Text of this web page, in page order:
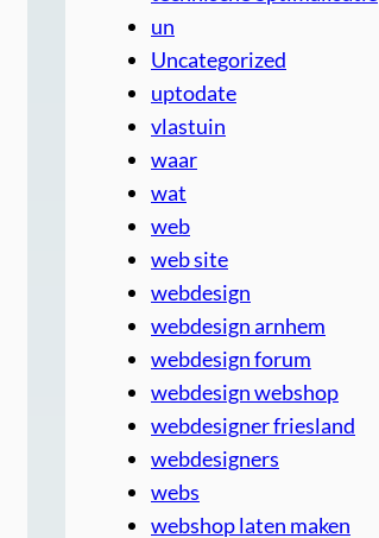
un
Uncategorized
uptodate
vlastuin
waar
wat
web
web site
webdesign
webdesign arnhem
webdesign forum
webdesign webshop
webdesigner friesland
webdesigners
webs
webshop laten maken